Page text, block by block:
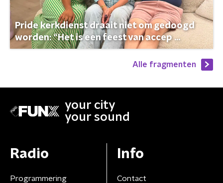
Pride kerkdienst draait niet om gedoogd
worden: “Het is een feest van accep ...
Alle fragmenten
your city
your sound
Radio
Programmering
Info
Contact